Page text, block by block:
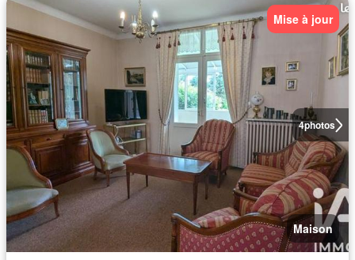
4photos
Mise à jour
Maison